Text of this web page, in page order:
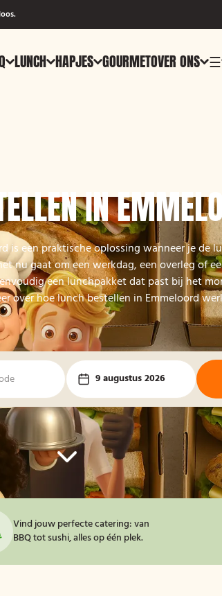
LUNCH HAPJES GOURMETOVER ONS ☰
IN
is een praktische oplossing wanneer je de
nu gaat om een werkdag, een overleg of
een lunchpakket dat past bij het
over hoe lunch bestellen in Emmeloord
9 augustus 2026
Vind jouw perfecte catering: van
BBQ tot sushi, alles op één plek.